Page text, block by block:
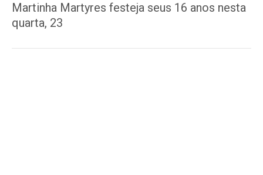
Martinha Martyres festeja seus 16 anos nesta
quarta, 23